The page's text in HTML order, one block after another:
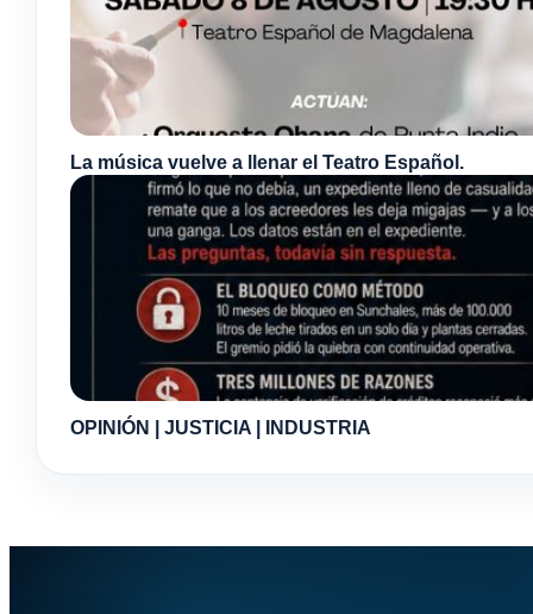
La música vuelve a llenar el Teatro Español.
OPINIÓN | JUSTICIA | INDUSTRIA